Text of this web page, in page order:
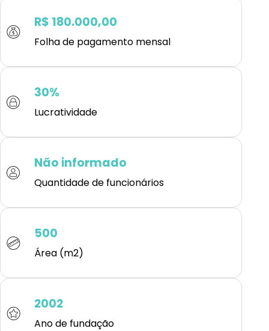
R$ 180.000,00
Folha de pagamento mensal
30%
Lucratividade
Não informado
Quantidade de funcionários
500
Área (m2)
2002
Ano de fundação